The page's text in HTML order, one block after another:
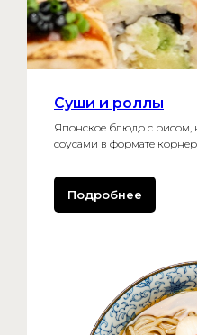
Суши и роллы
Японское блюдо с
соусами в формате
Подробнее